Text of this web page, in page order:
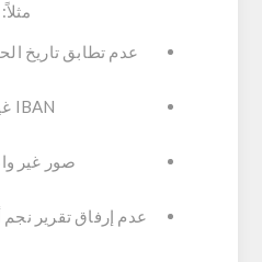
مثلاً:
عدم تطابق تاريخ
IBAN غير صحيح.
صور غير
عدم إرفاق تقرير